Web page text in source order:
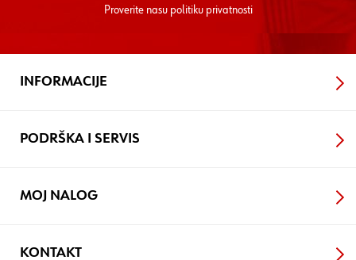
Proverite nasu politiku privatnosti
INFORMACIJE
PODRŠKA I SERVIS
MOJ NALOG
KONTAKT